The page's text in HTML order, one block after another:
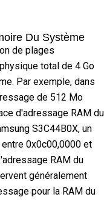
Du Système
de plages
total de 4 Go
Par exemple, dans
de 512 Mo
d'adressage RAM du
S3C44B0X, un
0x0c00,0000 et
RAM du
généralement
pour la RAM du